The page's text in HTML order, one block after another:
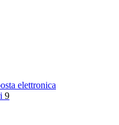
elettronica
9